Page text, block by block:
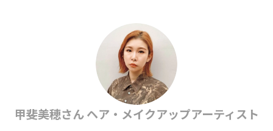
甲斐美穂さん ヘア・メイクアップアーティスト